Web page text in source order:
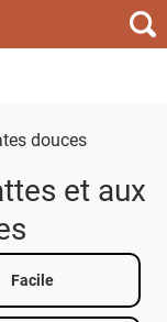
et aux
Facile